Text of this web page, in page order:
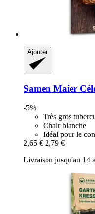
Ajouter
Samen Maier
-5%
Très gros
Chair blanche
Idéal pour le
2,65 € 2,79 €
Livraison jusqu'au 14